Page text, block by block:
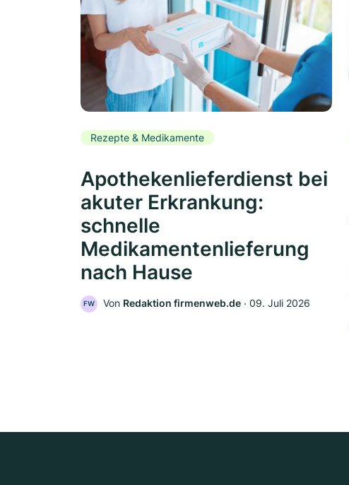
Rezepte & Medikamente
Apothekenlieferdienst bei
akuter Erkrankung:
schnelle
Medikamentenlieferung
nach Hause
FW Von Redaktion firmenweb.de ‧ 09. Juli 2026